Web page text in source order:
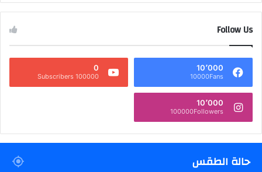
Follow Us
10٬000
10000Fans
0
100000 Subscribers
10٬000
100000Followers
حالة الطقس